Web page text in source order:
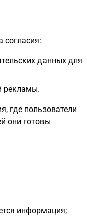
согласия:
данных для
рекламы.
где пользователи
они готовы
информация;